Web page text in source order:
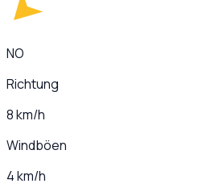
NO
Richtung
8 km/h
Windböen
4 km/h